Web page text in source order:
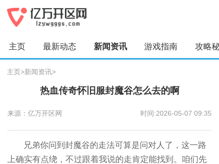
主页 最新动态 新闻资讯 游戏指南 攻略
主页>新闻资讯>
热血传奇怀旧服封魔谷怎么去的啊
来源：亿万开区网 时间:2026-05-07 09:35
兄弟你问到封魔谷的走法可算是问对人了，这一路
上确实有点绕，不过跟着我说的走肯定能找到。咱们先